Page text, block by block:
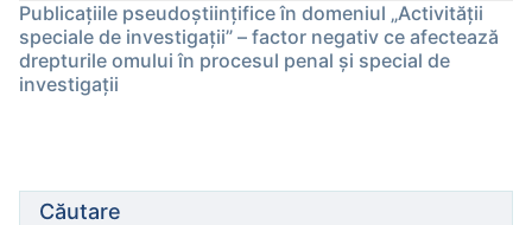
Publicațiile pseudoștiințifice în domeniul „Activității
speciale de investigații” – factor negativ ce afectează
drepturile omului în procesul penal și special de
investigații
Căutare